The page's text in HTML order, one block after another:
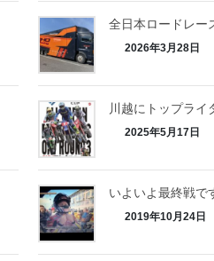
全日本ロードレー
2026年3月28日
川越にトップライ
2025年5月17日
いよいよ最終戦で
2019年10月24日